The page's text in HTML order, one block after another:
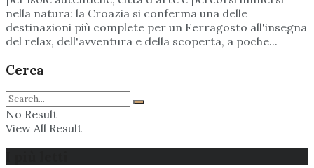
nella natura: la Croazia si conferma una delle
destinazioni più complete per un Ferragosto all'insegna
del relax, dell'avventura e della scoperta, a poche...
Cerca
No Result
View All Result